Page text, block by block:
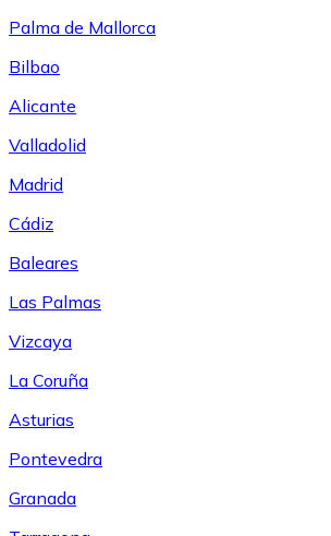
Palma de Mallorca
Bilbao
Alicante
Valladolid
Madrid
Cádiz
Baleares
Las Palmas
Vizcaya
La Coruña
Asturias
Pontevedra
Granada